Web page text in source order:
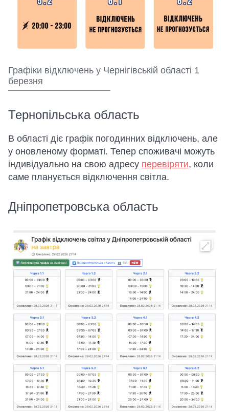
Графіки відключень у Чернігівській області 1
березня
Тернопільська область
В області діє графік погодинних відключень, але
у оновленому форматі. Тепер споживачі можуть
індивідуально на свою адресу перевіряти, коли
саме планується відключення світла.
Дніпропетровська область